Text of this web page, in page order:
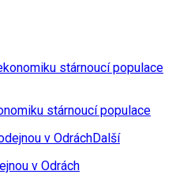
stárnoucí populace
Další
v Odrách